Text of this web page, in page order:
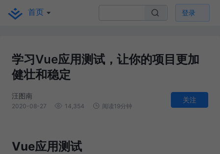
首页 登录
学习Vue应用测试，让你的项目更加
健壮和稳定
汪图南
2020-08-27 14,354 阅读19分钟
关注
Vue应用测试